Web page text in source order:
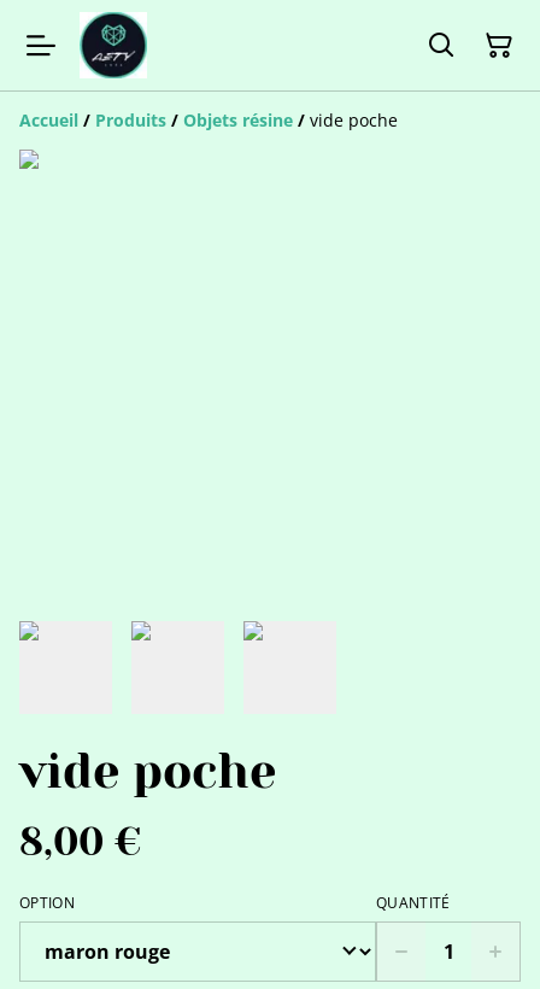
Accueil / Produits / Objets résine / vide poche
vide poche
8,00 €
OPTION QUANTITÉ